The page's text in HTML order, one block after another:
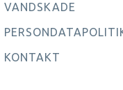
VANDSKADE
KONTAKT